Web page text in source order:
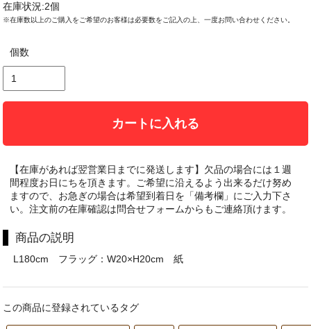
在庫状況:2個
※在庫数以上のご購入をご希望のお客様は必要数をご記入の上、一度お問い合わせください。
個数
カートに入れる
【在庫があれば翌営業日までに発送します】欠品の場合には１週
間程度お日にちを頂きます。ご希望に沿えるよう出来るだけ努め
ますので、お急ぎの場合は希望到着日を「備考欄」にご入力下さ
い。注文前の在庫確認は問合せフォームからもご連絡頂けます。
商品の説明
L180cm フラッグ：W20×H20cm 紙
この商品に登録されているタグ